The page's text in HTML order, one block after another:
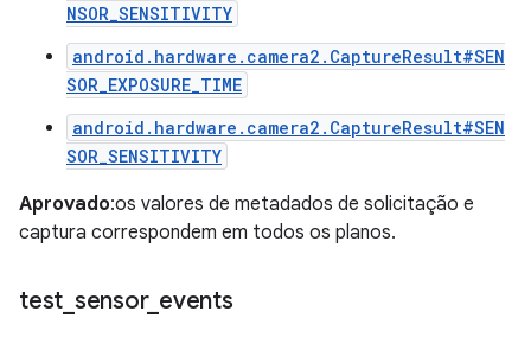
NSOR_SENSITIVITY
android.hardware.camera2.CaptureResult#SEN
SOR_EXPOSURE_TIME
android.hardware.camera2.CaptureResult#SEN
SOR_SENSITIVITY
Aprovado:os valores de metadados de solicitação e
captura correspondem em todos os planos.
test sensor_ events